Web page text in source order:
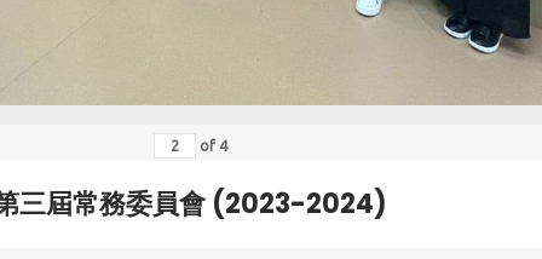
of 4
三屆常務委員會 (2023-2024)